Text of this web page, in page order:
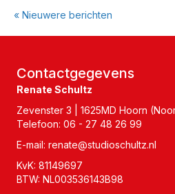
« Nieuwere berichten
Contactgegevens
Renate Schultz
Zevenster 3 | 1625MD Hoorn
Telefoon: 06 - 27 48 26 99
E-mail: renate@studioschultz.nl
KvK: 81149697
BTW: NL003536143B98